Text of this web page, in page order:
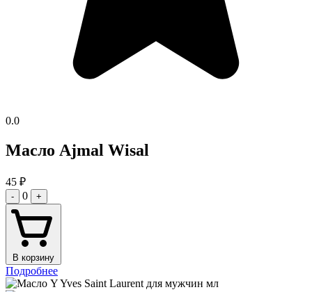
0.0
Масло Ajmal Wisal
45 ₽
- 0 +
В корзину
Подробнее